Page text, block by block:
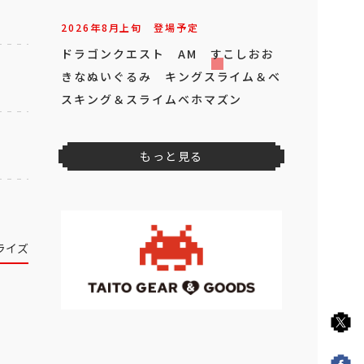
イズ
2026年8月上旬 登場予定
ドラゴンクエスト AM すこしおお
きなぬいぐるみ キングスライム＆ベ
スキング＆スライムベホマズン
もっと見る